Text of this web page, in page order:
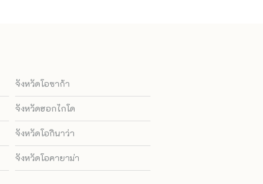
จังหวัดโอซาก้า
จังหวัดฮอกไกโด
จังหวัดโอกินาว่า
จังหวัดโอคายาม่า